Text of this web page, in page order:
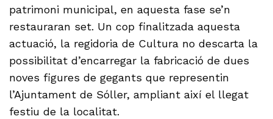
patrimoni municipal, en aquesta fase se’n
restauraran set. Un cop finalitzada aquesta
actuació, la regidoria de Cultura no descarta la
possibilitat d’encarregar la fabricació de dues
noves figures de gegants que representin
l’Ajuntament de Sóller, ampliant així el llegat
festiu de la localitat.